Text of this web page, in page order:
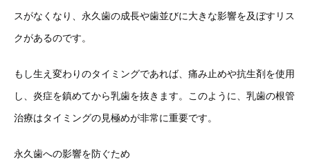
スがなくなり、永久歯の成長や歯並びに大きな影響を及ぼすリス
クがあるのです。
もし生え変わりのタイミングであれば、痛み止めや抗生剤を使用
し、炎症を鎮めてから乳歯を抜きます。このように、乳歯の根管
治療はタイミングの見極めが非常に重要です。
永久歯への影響を防ぐため